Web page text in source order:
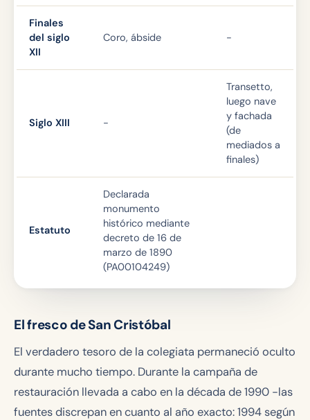
Finales
del siglo
XII
Coro, ábside -
Siglo XIII -
Transetto,
luego nave
y fachada
(de
mediados a
finales)
Estatuto
Declarada
monumento
histórico mediante
decreto de 16 de
marzo de 1890
(PA00104249)
El fresco de San Cristóbal
El verdadero tesoro de la colegiata permaneció oculto
durante mucho tiempo. Durante la campaña de
restauración llevada a cabo en la década de 1990 -las
fuentes discrepan en cuanto al año exacto: 1994 según